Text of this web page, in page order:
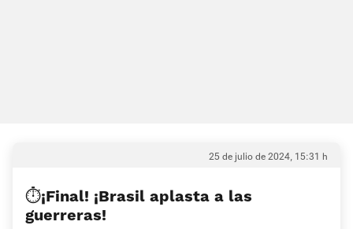
25 de julio de 2024, 15:31 h
⏱️¡Final! ¡Brasil aplasta a las
guerreras!